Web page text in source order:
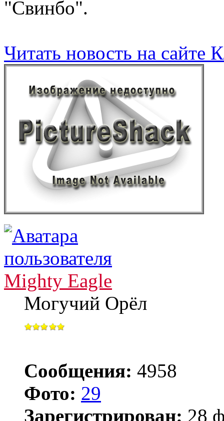
"Свинбо".
Читать новость на сайте
Mighty Eagle
Могучий Орёл
Сообщения: 4958
Фото: 29
Зарегистрирован: 28